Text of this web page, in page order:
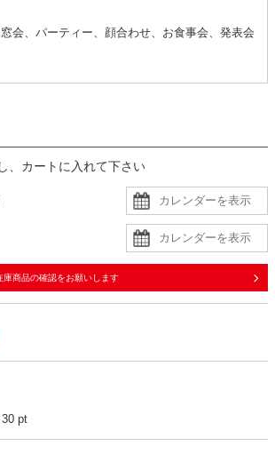
会、パーティー、顔合わせ、お食事会、発表会
、カートに入れて下さい
庫商品の確認をお願いします
30 pt